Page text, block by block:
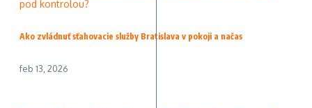
Ako zvládnuť sťahovacie služby Bratislava v pokoji a načas
feb 13, 2026